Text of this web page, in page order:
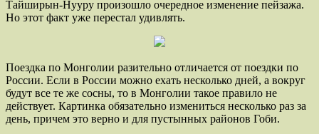
Тайширын-Нууру произошло очередное изменение пейзажа.
Но этот факт уже перестал удивлять.
Поездка по Монголии разительно отличается от поездки по
России. Если в России можно ехать несколько дней, а вокруг
будут все те же сосны, то в Монголии такое правило не
действует. Картинка обязательно измениться несколько раз за
день, причем это верно и для пустынных районов Гоби.